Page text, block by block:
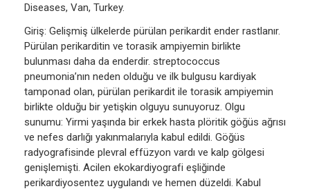
Diseases, Van, Turkey.
Giriş: Gelişmiş ülkelerde pürülan perikardit ender rastlanır.
Pürülan perikarditin ve torasik ampiyemin birlikte
bulunması daha da enderdir. streptococcus
pneumonia’nın neden olduğu ve ilk bulgusu kardiyak
tamponad olan, pürülan perikardit ile torasik ampiyemin
birlikte olduğu bir yetişkin olguyu sunuyoruz. Olgu
sunumu: Yirmi yaşında bir erkek hasta plöritik göğüs ağrısı
ve nefes darlığı yakınmalarıyla kabul edildi. Göğüs
radyografisinde plevral effüzyon vardı ve kalp gölgesi
genişlemişti. Acilen ekokardiyografi eşliğinde
perikardiyosentez uygulandı ve hemen düzeldi. Kabul